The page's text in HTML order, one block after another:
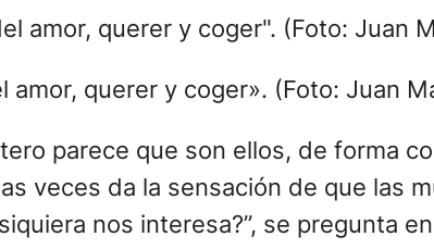
amor, querer y coger». (Foto: Juan
parece que son ellos, de forma
veces da la sensación de que las
nos interesa?”, se pregunta